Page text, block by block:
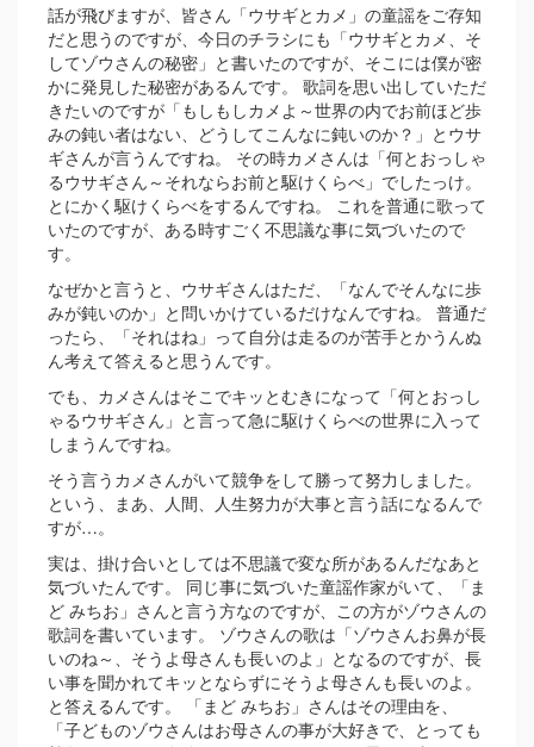
話が飛びますが、皆さん「ウサギとカメ」の童謡をご存知
だと思うのですが、今日のチラシにも「ウサギとカメ、そ
してゾウさんの秘密」と書いたのですが、そこには僕が密
かに発見した秘密があるんです。 歌詞を思い出していただ
きたいのですが「もしもしカメよ～世界の内でお前ほど歩
みの鈍い者はない、どうしてこんなに鈍いのか？」とウサ
ギさんが言うんですね。 その時カメさんは「何とおっしゃ
るウサギさん～それならお前と駆けくらべ」でしたっけ。
とにかく駆けくらべをするんですね。 これを普通に歌って
いたのですが、ある時すごく不思議な事に気づいたので
す。
なぜかと言うと、ウサギさんはただ、「なんでそんなに歩
みが鈍いのか」と問いかけているだけなんですね。 普通だ
ったら、「それはね」って自分は走るのが苦手とかうんぬ
ん考えて答えると思うんです。
でも、カメさんはそこでキッとむきになって「何とおっし
ゃるウサギさん」と言って急に駆けくらべの世界に入って
しまうんですね。
そう言うカメさんがいて競争をして勝って努力しました。
という、まあ、人間、人生努力が大事と言う話になるんで
すが…。
実は、掛け合いとしては不思議で変な所があるんだなあと
気づいたんです。 同じ事に気づいた童謡作家がいて、「ま
ど みちお」さんと言う方なのですが、この方がゾウさんの
歌詞を書いています。 ゾウさんの歌は「ゾウさんお鼻が長
いのね～、そうよ母さんも長いのよ」となるのですが、長
い事を聞かれてキッとならずにそうよ母さんも長いのよ。
と答えるんです。 「まど みちお」さんはその理由を、
「子どものゾウさんはお母さんの事が大好きで、とっても